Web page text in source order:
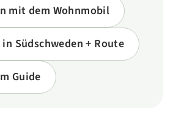
mit dem Wohnmobil
Südschweden + Route
Guide